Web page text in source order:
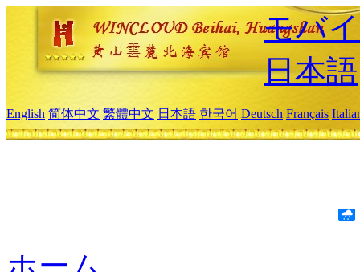
モバ
日本語
English 简体中文 繁體中文 日本語 한국어 Deutsch Français